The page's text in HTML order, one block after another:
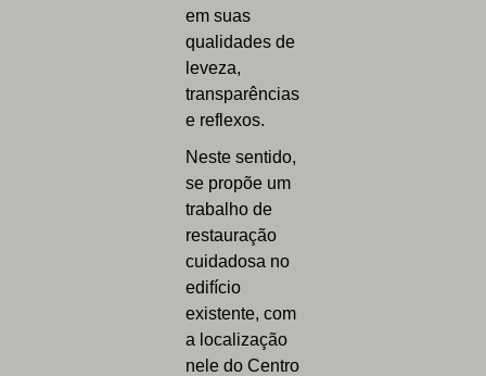
em suas
qualidades de
leveza,
transparências
e reflexos.
Neste sentido,
se propõe um
trabalho de
restauração
cuidadosa no
edifício
existente, com
a localização
nele do Centro